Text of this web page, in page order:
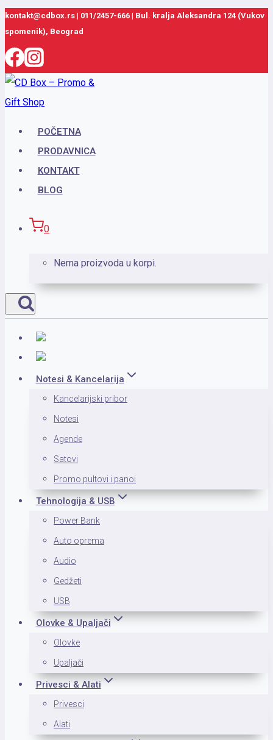
Skip
to
content
kontakt@cdbox.rs | 011/2457-666 | Bul. kralja Aleksandra 124 (Vukov
spomenik), Beograd
POČETNA
PRODAVNICA
KONTAKT
BLOG
0
Nema proizvoda u korpi.
Notesi & Kancelarija
Kancelarijski pribor
Notesi
Agende
Satovi
Promo pultovi i panoi
Tehnologija & USB
Power Bank
Auto oprema
Audio
Gedžeti
USB
Olovke & Upaljači
Olovke
Upaljači
Privesci & Alati
Privesci
Alati